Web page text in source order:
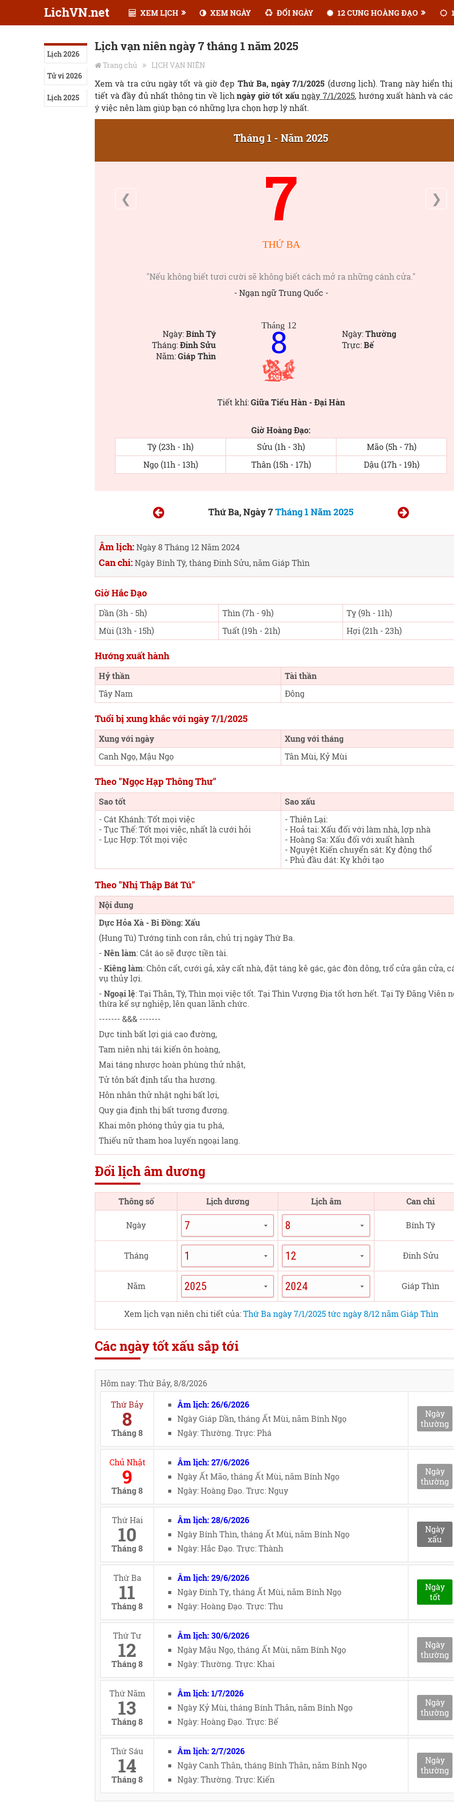
LichVN.net XEM LỊCH XEM NGÀY ĐỔI NGÀY 12 CUNG HOÀNG ĐẠO
Lịch 2026
Tử vi 2026
Lịch 2025
Lịch vạn niên ngày 7 tháng 1 năm 2025
Trang chủ LỊCH VẠN NIÊN
Xem và tra cứu ngày tốt và giờ đẹp Thứ Ba, ngày 7/1/2025 (dương lịch). Trang này hiển
tiết và đầy đủ nhất thông tin về lịchngày giờ tốt xấu ngày 7/1/2025, hướng xuất hành và
ý việc nên làm giúp bạn có những lựa chọn hợp lý nhất.
Tháng 1 - Năm 2025
❮ 7 ❯
THỨ BA
"Nếu không biết tươi cười sẽ không biết cách mở ra những cánh cửa."
- Ngạn ngữ Trung Quốc -
Ngày:Bính Tý
Tháng:Đinh Sửu
Năm:Giáp Thìn
Tháng 12
8 Ngày:Thường
Trực:Bế
Tiết khí:Giữa Tiểu Hàn - Đại Hàn
Giờ Hoàng Đạo:
Tý (23h - 1h)
Sửu (1h - 3h)
Mão (5h - 7h)
Ngọ (11h - 13h)
Thân (15h - 17h) Dậu (17h - 19h)
Thứ Ba, Ngày 7Tháng 1 Năm 2025
Âm lịch:Ngày 8 Tháng 12 Năm 2024
Can chi:Ngày Bính Tý, tháng Đinh Sửu, năm Giáp Thìn
Giờ Hắc Đạo
Dần (3h - 5h) Thìn (7h - 9h)
Tỵ (9h - 11h)
Mùi (13h - 15h)
Tuất (19h - 21h) Hợi (21h - 23h)
Hướng xuất hành
Hỷ thần
Tài thần
Tây Nam
Đông
Tuổi bị xung khắc với ngày 7/1/2025
Xung với ngày
Xung với tháng
Canh Ngọ, Mậu Ngọ
Tân Mùi, Kỷ Mùi
Theo "Ngọc Hạp Thông Thư"
Sao tốt
Sao xấu
- Cát Khánh: Tốt mọi việc
- Tục Thế: Tốt mọi việc, nhất là cưới hỏi
- Lục Hợp: Tốt mọi việc
- Thiên Lại:
- Hoả tai: Xấu đối với làm nhà, lợp nhà
- Hoàng Sa: Xấu đối với xuất hành
- Nguyệt Kiến chuyển sát: Kỵ động thổ
- Phủ đầu dát: Kỵ khởi tạo
Theo "Nhị Thập Bát Tú"
Nội dung
Dực Hỏa Xà - Bi Đồng: Xấu
(Hung Tú) Tướng tinh con rắn, chủ trị ngày Thứ Ba.
- Nên làm: Cắt áo sẽ được tiền tài.
- Kiêng làm: Chôn cất, cưới gả, xây cất nhà, đặt táng kê gác, gác đòn dông, trổ cửa gắn cửa,
vụ thủy lợi.
- Ngoại lệ: Tại Thân, Tý, Thìn mọi việc tốt. Tại Thìn Vượng Địa tốt hơn hết. Tại Tý Đăng Viên
thừa kế sự nghiệp, lên quan lãnh chức.
------- &&& -------
Dực tinh bất lợi giá cao đường,
Tam niên nhị tái kiến ôn hoàng,
Mai táng nhược hoàn phùng thử nhật,
Tử tôn bất định tẩu tha hương.
Hôn nhân thử nhật nghi bất lợi,
Quy gia định thị bất tương đương.
Khai môn phóng thủy gia tu phá,
Thiếu nữ tham hoa luyến ngoại lang.
Đổi lịch âm dương
Thông số Lịch dương Lịch âm Can chi
Ngày Bính Tý
Tháng Đinh Sửu
Năm Giáp Thìn
Xem lịch vạn niên chi tiết của:Thứ Ba ngày 7/1/2025 tức ngày 8/12 năm Giáp Thìn
Các ngày tốt xấu sắp tới
Hôm nay: Thứ Bảy, 8/8/2026
Thứ Bảy
8
Tháng 8
Âm lịch: 26/6/2026
Ngày Giáp Dần, tháng Ất Mùi, năm Bính Ngọ
Ngày: Thường. Trực: Phá
Ngày
thường
Chủ Nhật
9
Tháng 8
Âm lịch: 27/6/2026
Ngày Ất Mão, tháng Ất Mùi, năm Bính Ngọ
Ngày: Hoàng Đạo. Trực: Nguy
Ngày
thường
Thứ Hai
10
Tháng 8
Âm lịch: 28/6/2026
Ngày Bính Thìn, tháng Ất Mùi, năm Bính Ngọ
Ngày: Hắc Đạo. Trực: Thành
Ngày
xấu
Thứ Ba
11
Tháng 8
Âm lịch: 29/6/2026
Ngày Đinh Tỵ, tháng Ất Mùi, năm Bính Ngọ
Ngày: Hoàng Đạo. Trực: Thu
Ngày
tốt
Thứ Tư
12
Tháng 8
Âm lịch: 30/6/2026
Ngày Mậu Ngọ, tháng Ất Mùi, năm Bính Ngọ
Ngày: Thường. Trực: Khai
Ngày
thường
Thứ Năm
13
Tháng 8
Âm lịch: 1/7/2026
Ngày Kỷ Mùi, tháng Bính Thân, năm Bính Ngọ
Ngày: Hoàng Đạo. Trực: Bế
Ngày
thường
Thứ Sáu
14
Tháng 8
Âm lịch: 2/7/2026
Ngày Canh Thân, tháng Bính Thân, năm Bính Ngọ
Ngày: Thường. Trực: Kiến
Ngày
thường